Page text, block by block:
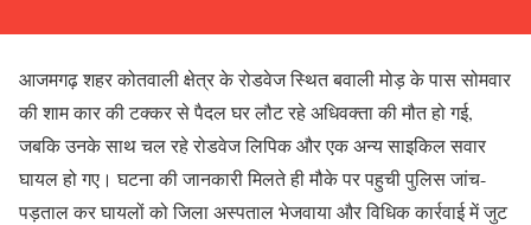
आजमगढ़ शहर कोतवाली क्षेत्र के रोडवेज स्थित बवाली मोड़ के पास सोमवार
की शाम कार की टक्कर से पैदल घर लौट रहे अधिवक्ता की मौत हो गई,
जबकि उनके साथ चल रहे रोडवेज लिपिक और एक अन्य साइकिल सवार
घायल हो गए। घटना की जानकारी मिलते ही मौके पर पहुची पुलिस जांच-
पड़ताल कर घायलों को जिला अस्पताल भेजवाया और विधिक कार्रवाई में जुट